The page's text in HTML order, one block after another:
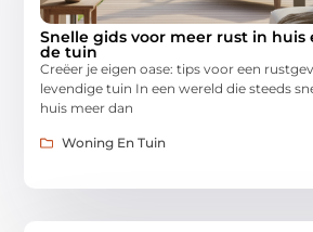
Snelle gids voor meer rust in huis
de tuin
Creëer je eigen oase: tips voor een
levendige tuin In een wereld die steeds
huis meer dan
Woning En Tuin